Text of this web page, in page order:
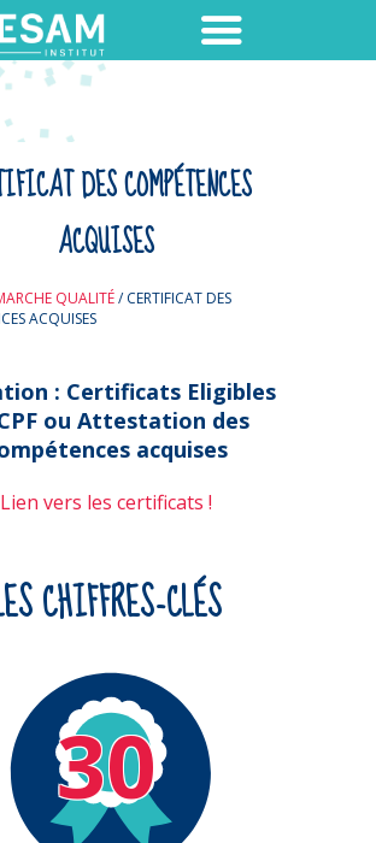
DES COMPÉTENCES
ACQUISES
QUALITÉ/CERTIFICAT DES
ACQUISES
: Certificats Eligibles
ou Attestation des
acquises
Lien vers les certificats !
CHIFFRES-CLÉS
30